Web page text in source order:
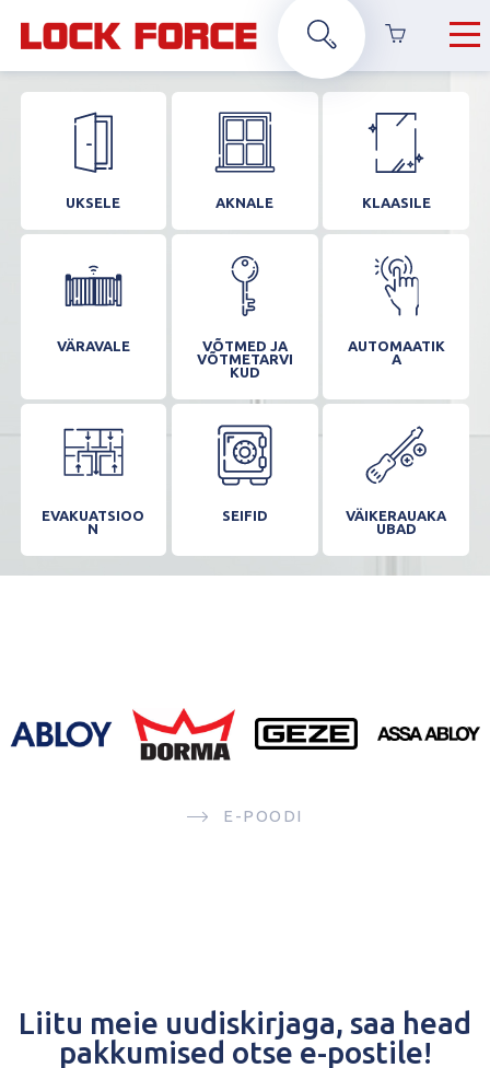
UKSELE AKNALE KLAASILE
VÄRAVALE
VÕTMED JA
VÕTMETARVI
KUD
AUTOMAATIK
A
EVAKUATSIOO
N
SEIFID
VÄIKERAUAKA
UBAD
E-POODI
Liitu meie uudiskirjaga, saa head
pakkumised otse e-postile!